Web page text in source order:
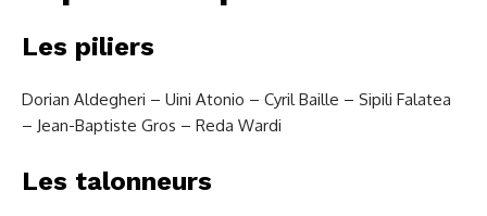
Les piliers
Dorian Aldegheri – Uini Atonio – Cyril Baille – Sipili Falatea
– Jean-Baptiste Gros – Reda Wardi
Les talonneurs